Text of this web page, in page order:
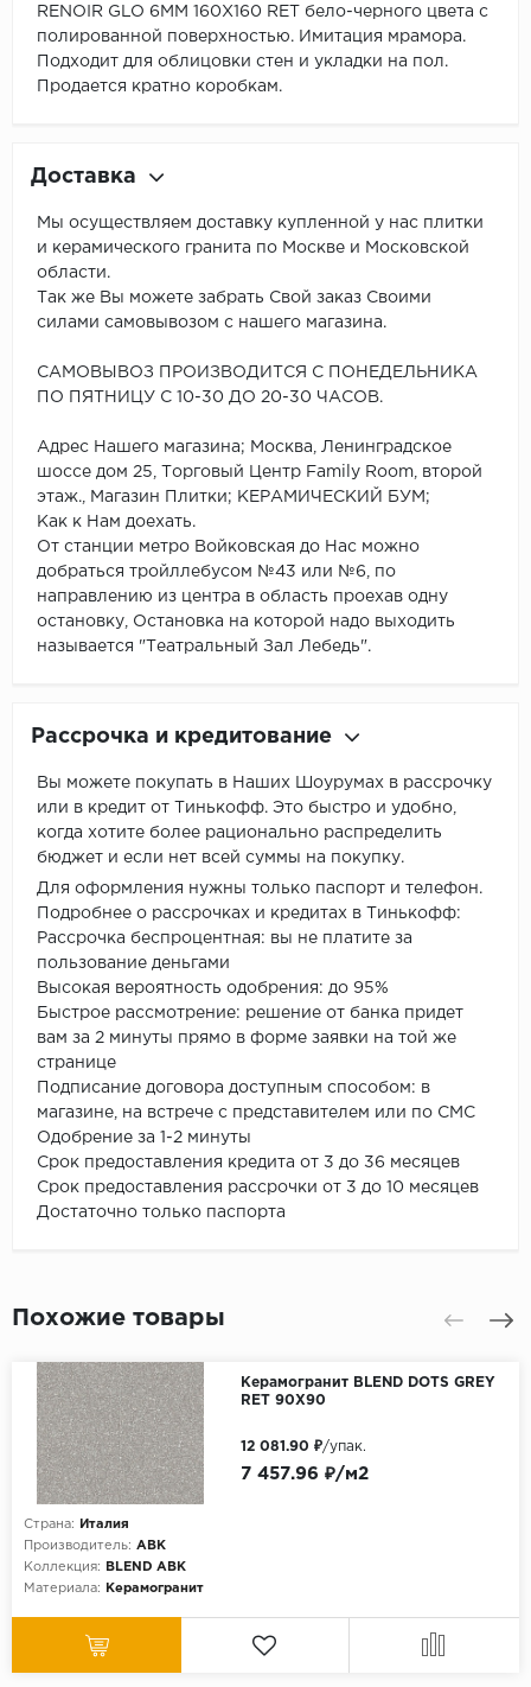
RENOIR GLO 6MM 160X160 RET бело-черного цвета с
полированной поверхностью. Имитация мрамора.
Подходит для облицовки стен и укладки на пол.
Продается кратно коробкам.
Доставка
Мы осуществляем доставку купленной у нас плитки
и керамического гранита по Москве и Московской
области.
Так же Вы можете забрать Свой заказ Своими
силами самовывозом с нашего магазина.
САМОВЫВОЗ ПРОИЗВОДИТСЯ С ПОНЕДЕЛЬНИКА
ПО ПЯТНИЦУ С 10-30 ДО 20-30 ЧАСОВ.
Адрес Нашего магазина; Москва, Ленинградское
шоссе дом 25, Торговый Центр Family Room, второй
этаж., Магазин Плитки; КЕРАМИЧЕСКИЙ БУМ;
Как к Нам доехать.
От станции метро Войковская до Нас можно
добраться тройллебусом №43 или №6, по
направлению из центра в область проехав одну
остановку, Остановка на которой надо выходить
называется "Театральный Зал Лебедь".
Рассрочка и кредитование
Вы можете покупать в Наших Шоурумах в рассрочку
или в кредит от Тинькофф. Это быстро и удобно,
когда хотите более рационально распределить
бюджет и если нет всей суммы на покупку.
Для оформления нужны только паспорт и телефон.
Подробнее о рассрочках и кредитах в Тинькофф:
Рассрочка беспроцентная: вы не платите за
пользование деньгами
Высокая вероятность одобрения: до 95%
Быстрое рассмотрение: решение от банка придет
вам за 2 минуты прямо в форме заявки на той же
странице
Подписание договора доступным способом: в
магазине, на встрече с представителем или по СМС
Одобрение за 1-2 минуты
Срок предоставления кредита от 3 до 36 месяцев
Срок предоставления рассрочки от 3 до 10 месяцев
Достаточно только паспорта
Похожие товары
Керамогранит BLEND DOTS GREY
RET 90X90
Страна:
Италия
Производитель: ABK
Коллекция:
BLEND ABK
Материала:
Керамогранит
7 457.96 ₽/м2
12 081.90 ₽/упак.